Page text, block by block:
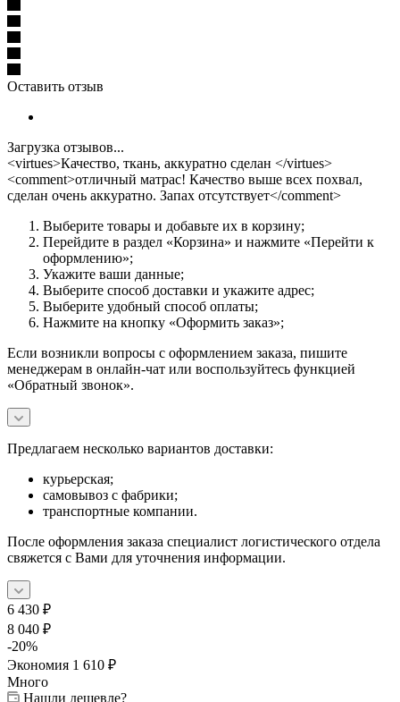
Оставить отзыв
Загрузка отзывов...
<virtues>Качество, ткань, аккуратно сделан </virtues>
<comment>отличный матрас! Качество выше всех похвал,
сделан очень аккуратно. Запах отсутствует</comment>
Выберите товары и добавьте их в корзину;
Перейдите в раздел «Корзина» и нажмите «Перейти к
оформлению»;
Укажите ваши данные;
Выберите способ доставки и укажите адрес;
Выберите удобный способ оплаты;
Нажмите на кнопку «Оформить заказ»;
Если возникли вопросы с оформлением заказа, пишите
менеджерам в онлайн-чат или воспользуйтесь функцией
«Обратный звонок».
Предлагаем несколько вариантов доставки:
курьерская;
самовывоз с фабрики;
транспортные компании.
После оформления заказа специалист логистического отдела
свяжется с Вами для уточнения информации.
6 430 ₽
8 040 ₽
-20%
Экономия 1 610 ₽
Много
Нашли дешевле?